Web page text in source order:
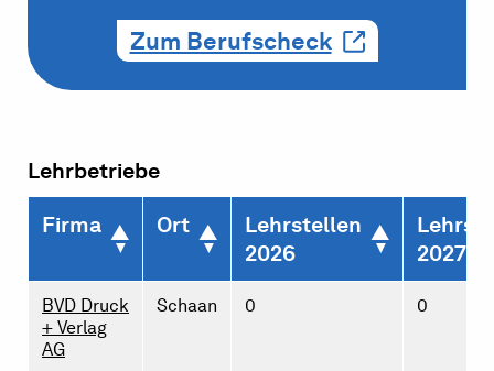
Zum Berufscheck
Lehrbetriebe
Firma Ort
Lehrstellen
2026
2027
BVD Druck
+ Verlag
AG
Schaan 0 0